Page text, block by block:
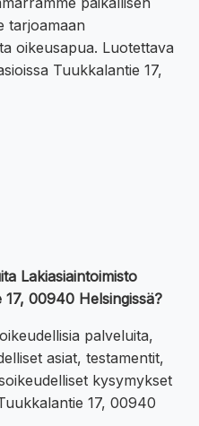
tarjoamaan
oikeusapua. Luotettava
Tuukkalantie 17,
Lakiasiaintoimisto
00940 Helsingissä?
palveluita,
asiat, testamentit,
kysymykset
17, 00940